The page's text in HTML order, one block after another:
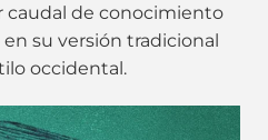
caudal de conocimiento
su versión tradicional
occidental.